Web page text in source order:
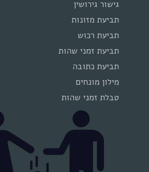
גישור גירושין
תביעת מזונות
תביעת רכוש
תביעת זמני שהות
תביעת כתובה
מילון מונחים
טבלת זמני שהות